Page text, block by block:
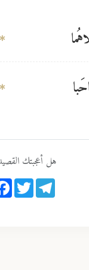
هل أعجبتك
TwitterTelegram